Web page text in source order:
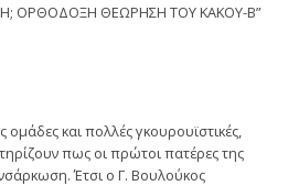
ΟΡΘΟΔΟΞΗ ΘΕΩΡΗΣΗ ΤΟΥ ΚΑΚΟΥ-Β”
ομάδες και πολλές γκουρουϊστικές,
πως οι πρώτοι πατέρες της
Έτσι ο Γ. Βουλούκος